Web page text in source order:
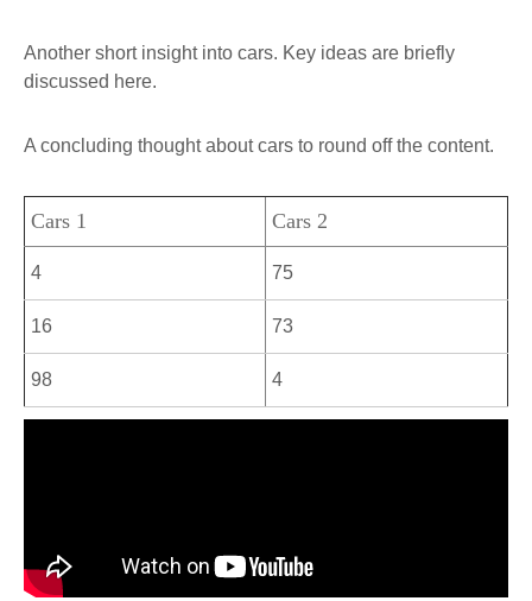
Another short insight into cars. Key ideas are briefly
discussed here.
A concluding thought about cars to round off the content.
Cars 1 Cars 2
4 75
16 73
98 4